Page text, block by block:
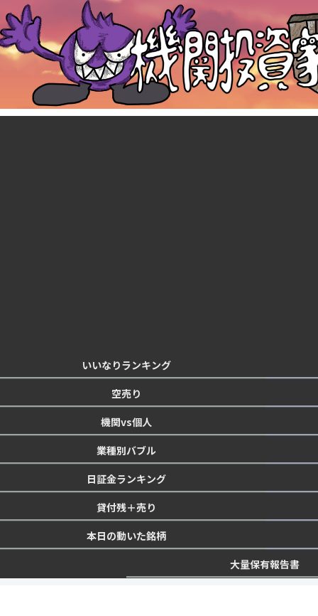
いいなりランキング
空売り
機関vs個人
業種別バブル
日証金ランキング
貸付残＋売り
本日の動いた銘柄
大量保有報告書